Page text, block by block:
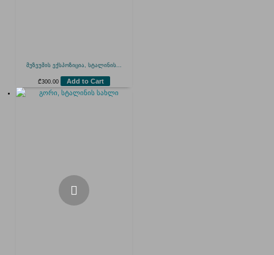
მუზეუმის ექსპოზიცია, სტალინის...
₾300.00 Add to Cart